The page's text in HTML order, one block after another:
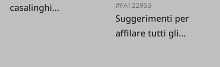
casalinghi
#FA122953
Suggerimenti per
affilare tutti gli